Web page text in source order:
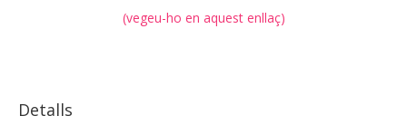
(vegeu-ho en aquest enllaç)
Detalls